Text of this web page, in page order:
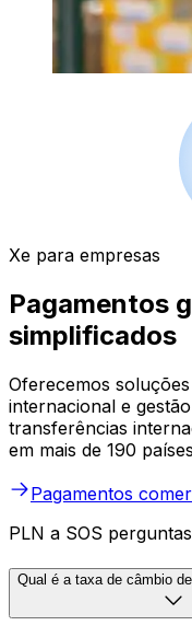
Xe para empresas
Pagamentos
simplificados
Oferecemos
internacional e
transferências
em mais de 190
Pagamentos
PLN a SOS
Qual é a taxa de câmbio